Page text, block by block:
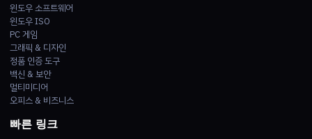
윈도우 소프트웨어
윈도우 ISO
PC 게임
그래픽 & 디자인
정품 인증 도구
백신 & 보안
멀티미디어
오피스 & 비즈니스
빠른 링크